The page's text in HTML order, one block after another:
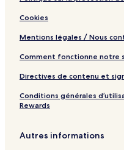
Cookies
Mentions légales / Nous
Comment fonctionne notre
Directives de contenu et
Conditions générales
Rewards
Autres informations